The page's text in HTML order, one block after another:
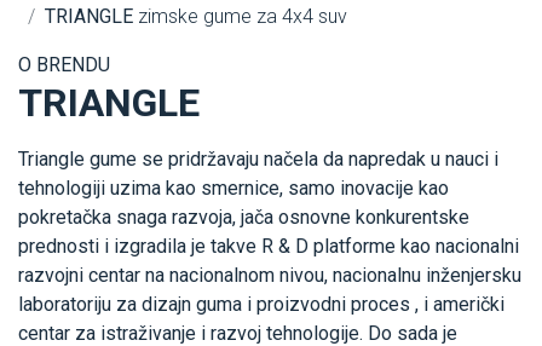
TRIANGLE zimske gume za 4x4 suv
O BRENDU
TRIANGLE
Triangle gume se pridržavaju načela da napredak u nauci i
tehnologiji uzima kao smernice, samo inovacije kao
pokretačka snaga razvoja, jača osnovne konkurentske
prednosti i izgradila je takve R & D platforme kao nacionalni
razvojni centar na nacionalnom nivou, nacionalnu inženjersku
laboratoriju za dizajn guma i proizvodni proces , i američki
centar za istraživanje i razvoj tehnologije. Do sada je